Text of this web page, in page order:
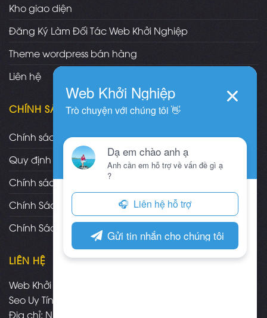
Kho giao diện
Đăng Ký Làm Đối Tác Web Khởi Nghiệp
Theme wordpress bán hàng
Liên hệ
CHÍNH SÁCH
Chính sách và quy định chung
Quy định và hình thức thanh toán
Chính sách vận chuyển/giao nhận/cài đặt
Chính Sách Bảo Hành, Bảo Trì Theme
Chính Sách Đổi Trả, Hoàn Tiền Sản Phẩm
LIÊN HỆ
Web Khởi Nghiệp - Mua bán theme wordpress chuẩn
Seo Uy Tín
Địa chỉ: Nha Trang - Khánh Hòa